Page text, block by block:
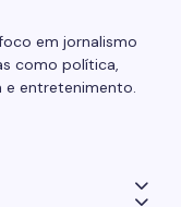
em jornalismo
como política,
e entretenimento.